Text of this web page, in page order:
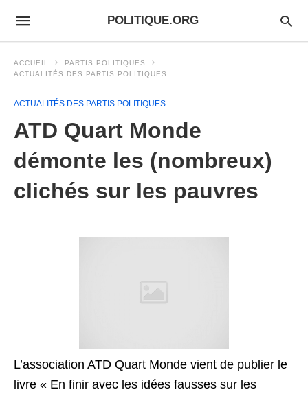
POLITIQUE.ORG
ACCUEIL
PARTIS POLITIQUES
ACTUALITÉS DES PARTIS POLITIQUES
ACTUALITÉS DES PARTIS POLITIQUES
ATD Quart Monde
démonte les (nombreux)
clichés sur les pauvres
L’association ATD Quart Monde vient de publier le
livre « En finir avec les idées fausses sur les